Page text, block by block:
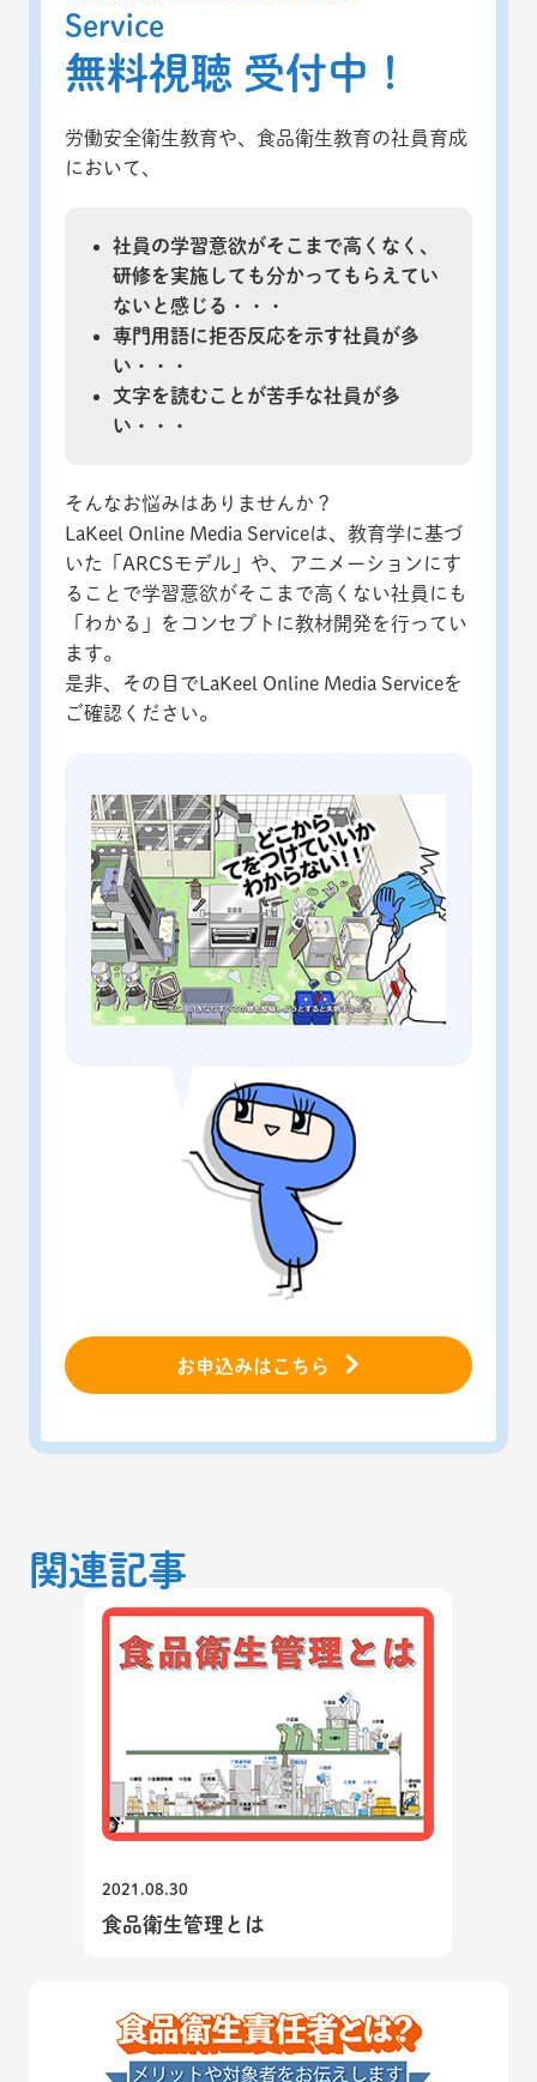
Service
無料視聴 受付中！
労働安全衛生教育や、食品衛生教育の社員育成
において、
社員の学習意欲がそこまで高くなく、
研修を実施しても分かってもらえてい
ないと感じる・・・
専門用語に拒否反応を示す社員が多
い・・・
文字を読むことが苦手な社員が多
い・・・
そんなお悩みはありませんか？
LaKeel Online Media Serviceは、教育学に基づ
いた「ARCSモデル」や、アニメーションにす
ることで学習意欲がそこまで高くない社員にも
「わかる」をコンセプトに教材開発を行ってい
ます。
是非、その目でLaKeel Online Media Serviceを
ご確認ください。
お申込みはこちら
関連記事
2021.08.30
食品衛生管理とは